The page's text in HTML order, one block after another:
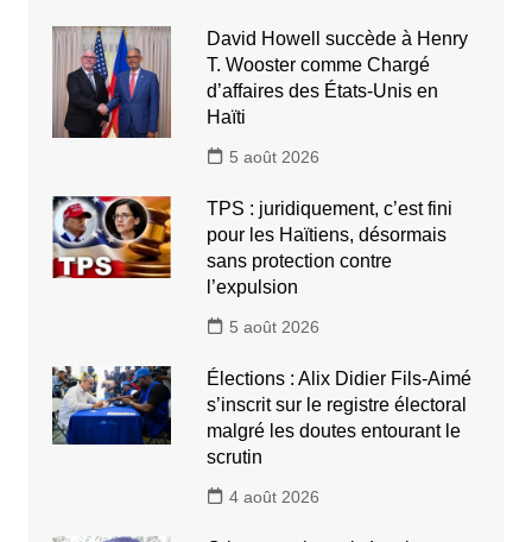
David Howell succède à Henry
T. Wooster comme Chargé
d’affaires des États-Unis en
Haïti
5 août 2026
TPS : juridiquement, c’est fini
pour les Haïtiens, désormais
sans protection contre
l’expulsion
5 août 2026
Élections : Alix Didier Fils-Aimé
s’inscrit sur le registre électoral
malgré les doutes entourant le
scrutin
4 août 2026